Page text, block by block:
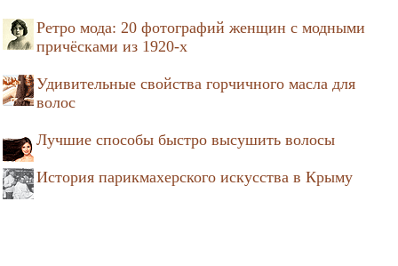
Ретро мода: 20 фотографий женщин с модными
причёсками из 1920-х
Удивительные свойства горчичного масла для
волос
Лучшие способы быстро высушить волосы
История парикмахерского искусства в Крыму